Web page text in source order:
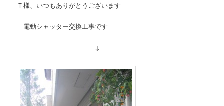
Ｔ様、いつもありがとうございます
電動シャッター交換工事です
↓